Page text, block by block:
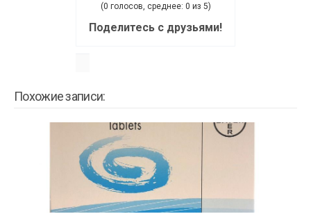
(0 голосов, среднее: 0 из 5)
Поделитесь с друзьями!
Похожие записи: